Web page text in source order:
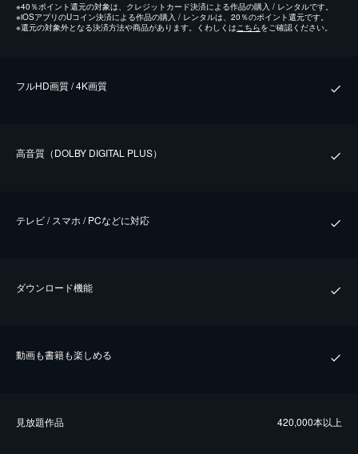
※40％ポイント還元の対象は、クレジットカード決済による作品の購入 / レンタルです。
※iOSアプリのUコイン決済による作品の購入 / レンタルは、20％のポイント還元です。
※還元の対象外となる決済方法や商品があります。くわしくはこちらをご確認ください。
フルHD画質 / 4K画質
⾼⾳質（DOLBY DIGITAL PLUS）
テレビ / スマホ / PCなどに対応
ダウンロード機能
動画も書籍も楽しめる
⾒放題作品 420,000本以上